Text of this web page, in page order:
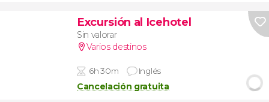
Excursión al Icehotel
Sin valorar
Varios destinos
6h 30m Inglés
Cancelación gratuita